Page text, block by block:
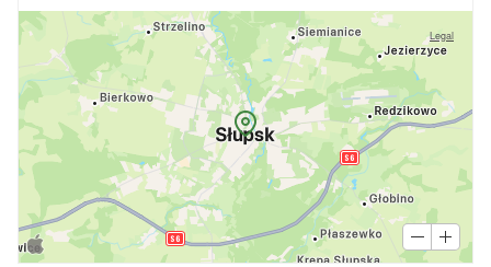
Legal